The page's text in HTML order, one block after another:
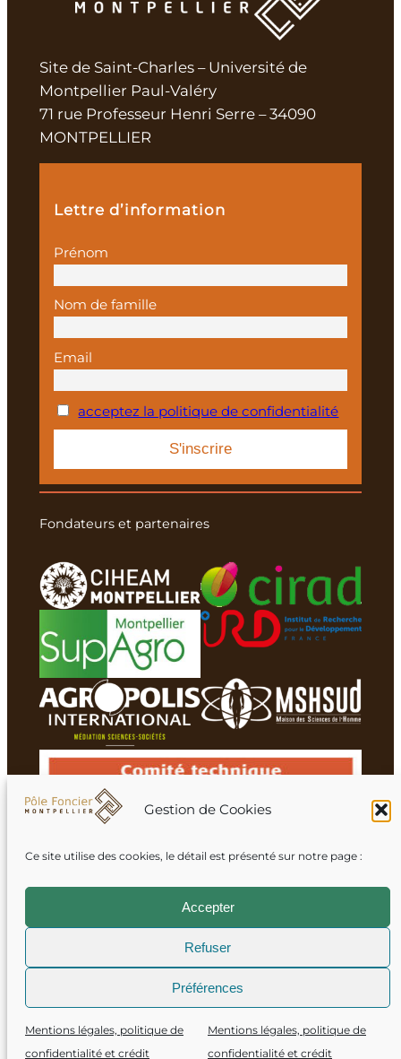
Gestion de Cookies
Ce site utilise des cookies, le détail est présenté sur notre page :
Accepter
Refuser
Préférences
Mentions légales, politique de
confidentialité et crédit
Mentions légales, politique de
confidentialité et crédit
Site de Saint-Charles – Université de
Montpellier Paul-Valéry
71 rue Professeur Henri Serre – 34090
MONTPELLIER
Lettre d’information
Prénom
Nom de famille
Email
acceptez la politique de confidentialité
Fondateurs et partenaires
Membres du réseau
Crédits